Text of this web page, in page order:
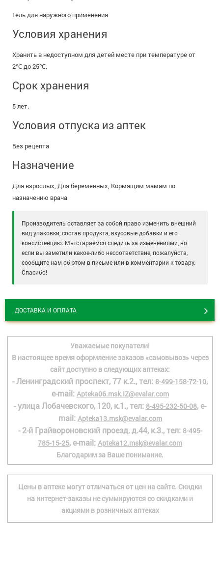
Гель для наружного применения
Условия хранения
Хранить в недоступном для детей месте при температуре от
2℃ до 25℃.
Срок хранения
5 лет.
Условия отпуска из аптек
Без рецепта
Назначение
Для взрослых, Для беременных, Кормящим мамам по
назначению врача
Производитель оставляет за собой право изменить внешний
вид упаковки, состав продукта, вкусовые добавки и его
консистенцию. Мы стараемся следить за изменениями, но
если вы заметили какое-либо несоответствие, пожалуйста,
сообщите нам об этом в письме или в комментарии к товару.
Спасибо!
ДОСТАВКА И ОПЛАТА
Уважаемые покупатели!
В настоящее время оформление заказов «самовывоз» через
сайт доступно в следующих аптеках:
- Ленинградский проспект, 77 к.2., тел: 8-499-158-72-10,
e-mail: Apteka06.msk.IZ@evalar.com
- улица Лобачевского, 120, к.1., тел: 8-495-232-50-08, e-
mail: Apteka13.msk@evalar.com
- 2-й Грайвороновский проезд, д.44, к.3., тел: 8-495-
785-15-25, e-mail: Apteka12.msk@evalar.com
Благодарим за Ваше понимание.
Цены в аптеке могут отличаться от цен на сайте. Скидки
на интернет-заказы не суммируются со скидками и
акциями в розничных аптеках